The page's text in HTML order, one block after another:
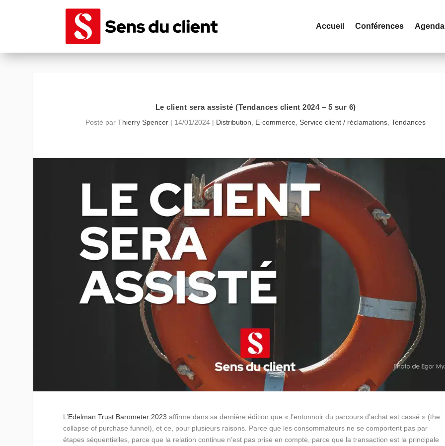
Accueil Conférences Agenda
Le client sera assisté (Tendances client 2024 – 5 sur 6)
Posté parThierry Spencer | 14/01/2024 | Distribution E-commerce Service client / réclamations ,Tendances
L’Edelman Trust Barometer 2023 affirme dans sa dernière édition que « l’entonnoir du parcours d’achat est cassé » (the
collapse of purchase funnel), et ce, pour plusieurs raisons. Parce que les consommateurs ne se comportent pas par
étapes séquentielles, parce que la relation continue n’est pas prise en compte, parce que la transaction est la principale